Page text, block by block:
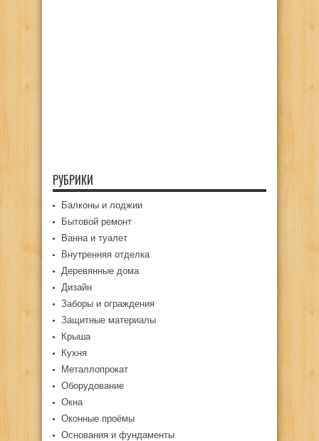
РУБРИКИ
Балконы и лоджии
Бытовой ремонт
Ванна и туалет
Внутренняя отделка
Деревянные дома
Дизайн
Заборы и ограждения
Защитные материалы
Крыша
Кухня
Металлопрокат
Оборудование
Окна
Оконные проёмы
Основания и фундаменты